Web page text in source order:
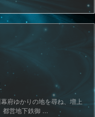
府ゆかりの地を尋ね、増上
都営地下鉄御 ...